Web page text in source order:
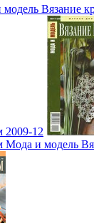
Вязание
2009-12
Мода и модель